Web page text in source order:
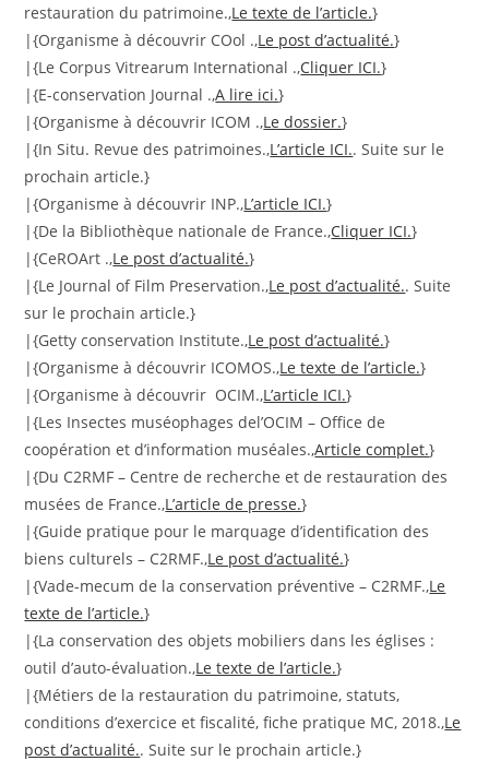
restauration du patrimoine.,Le texte de l’article.}
|{Organisme à découvrir COol .,Le post d’actualité.}
|{Le Corpus Vitrearum International .,Cliquer ICI.}
|{E-conservation Journal .,A lire ici.}
|{Organisme à découvrir ICOM .,Le dossier.}
|{In Situ. Revue des patrimoines.,L’article ICI.. Suite sur le
prochain article.}
|{Organisme à découvrir INP.,L’article ICI.}
|{De la Bibliothèque nationale de France.,Cliquer ICI.}
|{CeROArt .,Le post d’actualité.}
|{Le Journal of Film Preservation.,Le post d’actualité.. Suite
sur le prochain article.}
|{Getty conservation Institute.,Le post d’actualité.}
|{Organisme à découvrir ICOMOS.,Le texte de l’article.}
|{Organisme à découvrir OCIM.,L’article ICI.}
|{Les Insectes muséophages del’OCIM – Office de
coopération et d’information muséales.,Article complet.}
|{Du C2RMF – Centre de recherche et de restauration des
musées de France.,L’article de presse.}
|{Guide pratique pour le marquage d’identification des
biens culturels – C2RMF.,Le post d’actualité.}
|{Vade-mecum de la conservation préventive – C2RMF.,Le
texte de l’article.}
|{La conservation des objets mobiliers dans les églises :
outil d’auto-évaluation.,Le texte de l’article.}
|{Métiers de la restauration du patrimoine, statuts,
conditions d’exercice et fiscalité, fiche pratique MC, 2018.,Le
post d’actualité.. Suite sur le prochain article.}